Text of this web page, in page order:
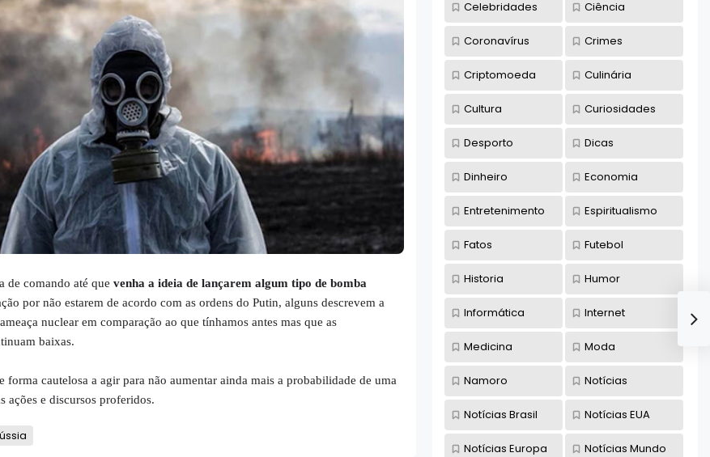
de comando até que venha a ideia de lançarem algum tipo de bomba
por não estarem de acordo com as ordens do Putin, alguns descrevem a
nuclear em comparação ao que tínhamos antes mas que as
baixas.
forma cautelosa a agir para não aumentar ainda mais a probabilidade de uma
ações e discursos proferidos.
Celebridades Ciência
Coronavírus Crimes
Criptomoeda Culinária
Cultura Curiosidades
Desporto Dicas
Dinheiro Economia
Entretenimento Espiritualismo
Fatos Futebol
Historia Humor
Informática Internet
Medicina Moda
Namoro Notícias
Notícias Brasil Notícias EUA
Notícias Europa Notícias Mundo